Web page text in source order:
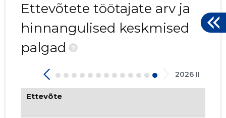
Ettevõtete töötajate arv ja
hinnangulised keskmised
palgad
?
2026 II
Ettevõte